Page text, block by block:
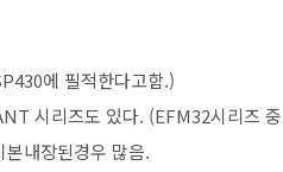
에 필적한다고함.)
시리즈도 있다. (EFM32시리즈
내장된경우 많음.